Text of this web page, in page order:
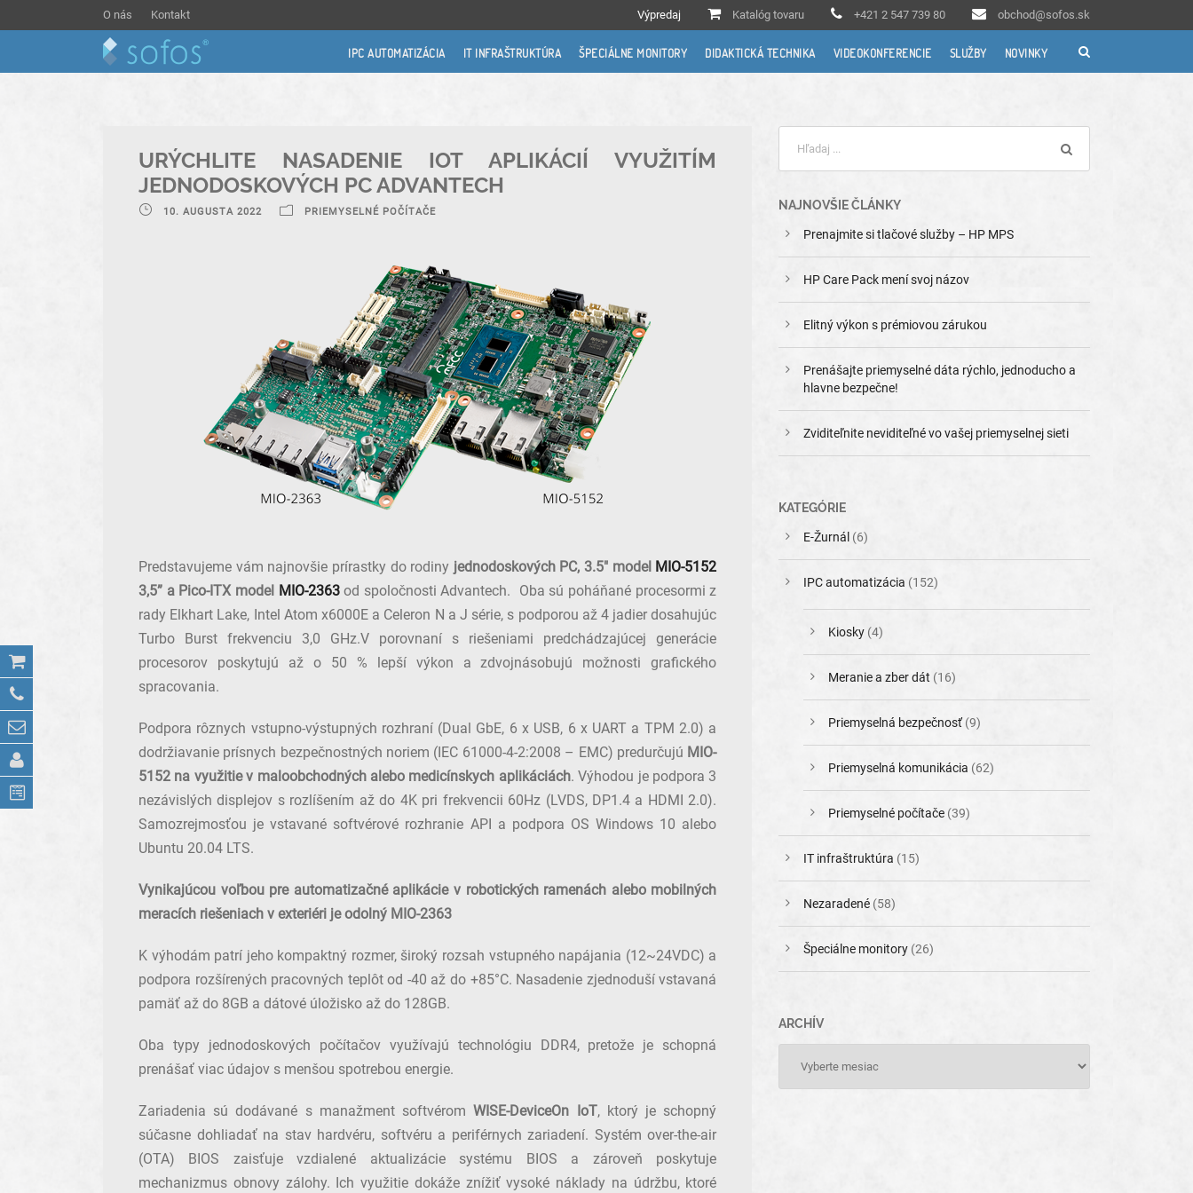
O nás Kontakt Výpredaj Katalóg tovaru +421 2 547 739 80 obchod@sofos.sk
IPC AUTOMATIZÁCIA IT INFRAŠTRUKTÚRA ŠPECIÁLNE MONITORY DIDAKTICKÁ TECHNIKA VIDEOKONFERENCIE SLUŽBY NOVINKY
URÝCHLITE NASADENIE IOT APLIKÁCIÍ VYUŽITÍM
JEDNODOSKOVÝCH PC ADVANTECH
10. AUGUSTA 2022 PRIEMYSELNÉ POČÍTAČE
Predstavujeme vám najnovšie prírastky do rodiny jednodoskových PC, 3.5″ model MIO-5152
3,5” a Pico-ITX model MIO-2363 od spoločnosti Advantech. Oba sú poháňané procesormi z
rady Elkhart Lake, Intel Atom x6000E a Celeron N a J série, s podporou až 4 jadier dosahujúc
Turbo Burst frekvenciu 3,0 GHz.V porovnaní s riešeniami predchádzajúcej generácie
procesorov poskytujú až o 50 % lepší výkon a zdvojnásobujú možnosti grafického
spracovania.
Podpora rôznych vstupno-výstupných rozhraní (Dual GbE, 6 x USB, 6 x UART a TPM 2.0) a
dodržiavanie prísnych bezpečnostných noriem (IEC 61000-4-2:2008 – EMC) predurčujú MIO-
5152 na využitie v maloobchodných alebo medicínskych aplikáciách. Výhodou je podpora 3
nezávislých displejov s rozlíšením až do 4K pri frekvencii 60Hz (LVDS, DP1.4 a HDMI 2.0).
Samozrejmosťou je vstavané softvérové rozhranie API a podpora OS Windows 10 alebo
Ubuntu 20.04 LTS.
Vynikajúcou voľbou pre automatizačné aplikácie v robotických ramenách alebo mobilných
meracích riešeniach v exteriéri je odolný MIO-2363
K výhodám patrí jeho kompaktný rozmer, široký rozsah vstupného napájania (12~24VDC) a
podpora rozšírených pracovných teplôt od -40 až do +85°C. Nasadenie zjednoduší vstavaná
pamäť až do 8GB a dátové úložisko až do 128GB.
Oba typy jednodoskových počítačov využívajú technológiu DDR4, pretože je schopná
prenášať viac údajov s menšou spotrebou energie.
Zariadenia sú dodávané s manažment softvérom WISE-DeviceOn IoT, ktorý je schopný
súčasne dohliadať na stav hardvéru, softvéru a periférnych zariadení. Systém over-the-air
(OTA) BIOS zaisťuje vzdialené aktualizácie systému BIOS a zároveň poskytuje
mechanizmus obnovy zálohy. Ich využitie dokáže znížiť vysoké náklady na údržbu, ktoré
NAJNOVŠIE ČLÁNKY
Prenajmite si tlačové služby – HP MPS
HP Care Pack mení svoj názov
Elitný výkon s prémiovou zárukou
Prenášajte priemyselné dáta rýchlo, jednoducho a
hlavne bezpečne!
Zviditeľnite neviditeľné vo vašej priemyselnej sieti
KATEGÓRIE
E-Žurnál (6)
IPC automatizácia (152)
Kiosky (4)
Meranie a zber dát (16)
Priemyselná bezpečnosť (9)
Priemyselná komunikácia (62)
Priemyselné počítače (39)
IT infraštruktúra (15)
Nezaradené (58)
Špeciálne monitory (26)
ARCHÍV